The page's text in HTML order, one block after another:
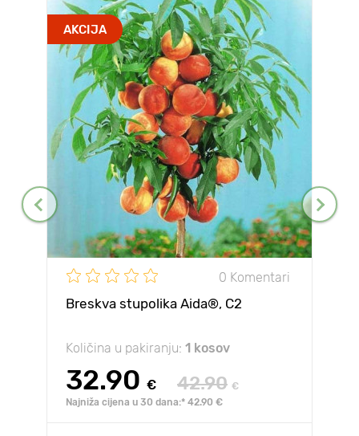
AKCIJA
0 Komentari
Breskva stupolika Aida®, C2
Količina u pakiranju: 1 kosov
32.90 € 42.90 €
Najniža cijena u 30 dana:* 42.90 €